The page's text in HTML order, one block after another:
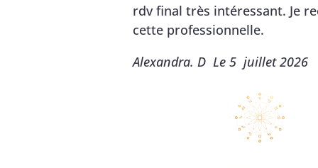
rdv final très intéressant. Je
cette professionnelle.
Alexandra. D Le 5 juillet 2026